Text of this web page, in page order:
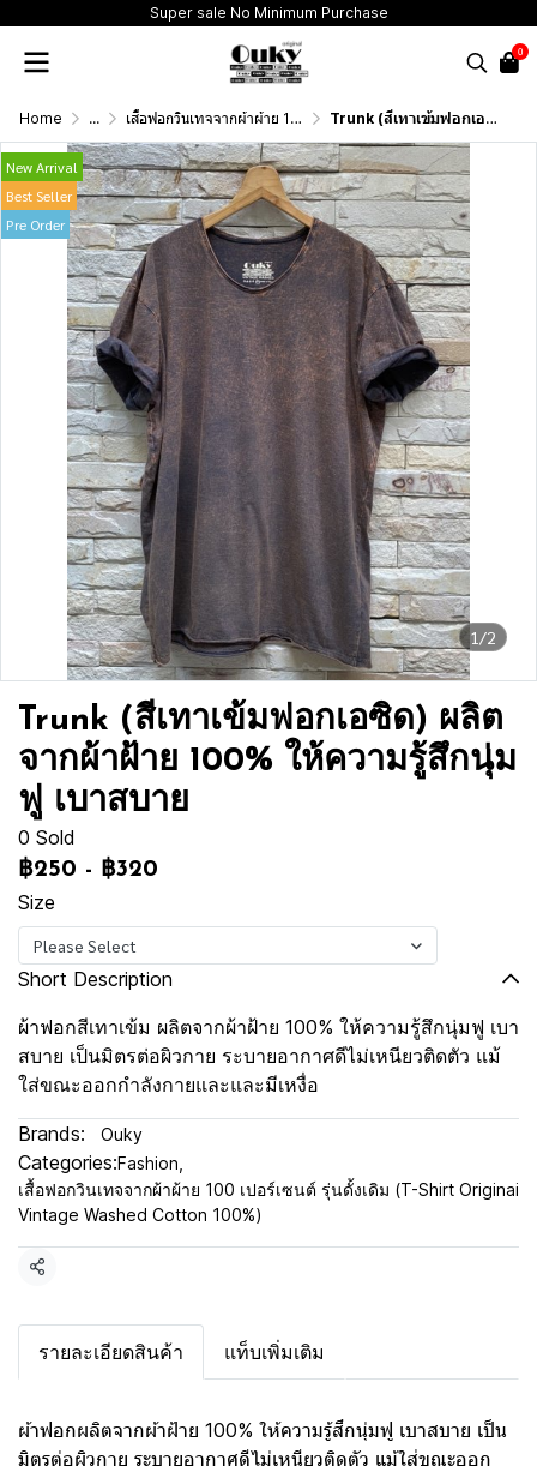
Super sale No Minimum Purchase
0
Home ... เสื้อฟอกวินเทจจากผ้าผ้าย 100 เปอร์เซนต์ รุ่นดั้งเดิม (T-Shirt Originai Vintage Washed Cotton 100%) Trunk (สีเทาเข้มฟอกเอซิด) ผลิตจากผ้าฝ้าย 100% ให้ความรู้สึกนุ่มฟู เบาสบาย
1/2
New Arrival
Best Seller
Pre Order
Trunk (สีเทาเข้มฟอกเอซิด) ผลิต
จากผ้าฝ้าย 100% ให้ความรู้สึกนุ่ม
ฟู เบาสบาย
0 Sold
฿250 - ฿320
Size
Please Select
Short Description
ผ้าฟอกสีเทาเข้ม ผลิตจากผ้าฝ้าย 100% ให้ความรู้สึกนุ่มฟู เบา
สบาย เป็นมิตรต่อผิวกาย ระบายอากาศดีไม่เหนียวติดตัว แม้
ใส่ขณะออกกำลังกายและและมีเหงื่อ
Brands: Ouky
Categories:Fashion
เสื้อฟอกวินเทจจากผ้าผ้าย 100 เปอร์เซนต์ รุ่นดั้งเดิม (T-Shirt Originai
Vintage Washed Cotton 100%)
Share
รายละเอียดสินค้า แท็บเพิ่มเติม
ผ้าฟอกผลิตจากผ้าฝ้าย 100% ให้ความรู้สึกนุ่มฟู เบาสบาย เป็น
มิตรต่อผิวกาย ระบายอากาศดีไม่เหนียวติดตัว แม้ใส่ขณะออก